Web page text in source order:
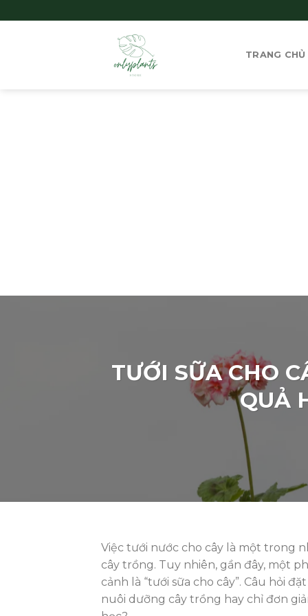
to
TRANG CHỦ
TƯỚI SỮA CHO
QUẢ
Việc tưới nước cho cây là một trong
cây trồng. Tuy nhiên, gần đây, một
cảnh là “tưới sữa cho cây”. Câu hỏi
nuôi dưỡng cây trồng hay chỉ đơn